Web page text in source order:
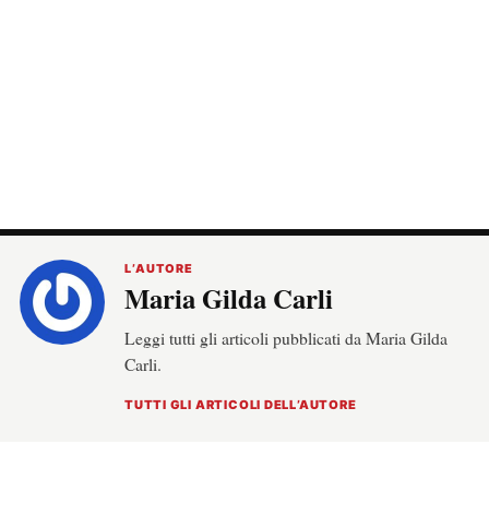
L’AUTORE
Maria Gilda Carli
Leggi tutti gli articoli pubblicati da Maria Gilda
Carli.
TUTTI GLI ARTICOLI DELL’AUTORE